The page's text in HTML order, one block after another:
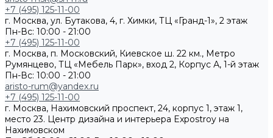
+7 (495) 125-11-00
г. Москва, ул. Бутакова, 4, г. Химки, ТЦ «Гранд-1», 2 этаж
Пн-Вс: 10:00 - 21:00
+7 (495) 125-11-00
г. Москва, п. Московский, Киевское ш. 22 км., Метро
Румянцево, ТЦ «Мебель Парк», вход 2, Корпус А, 1-й этаж
Пн-Вс: 10:00 - 21:00
aristo-rum@yandex.ru
+7 (495) 125-11-00
г. Москва, Нахимовский проспект, 24, корпус 1, этаж 1,
место 23. Центр дизайна и интерьера Expostroy на
Нахимовском